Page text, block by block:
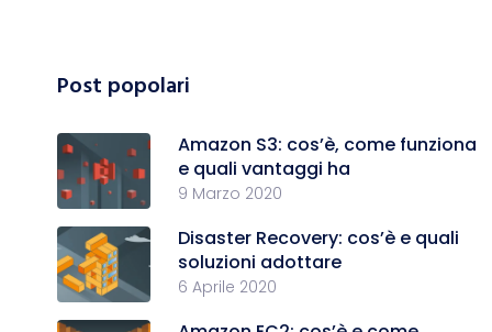
Post popolari
Amazon S3: cos’è, come funziona
e quali vantaggi ha
9 Marzo 2020
Disaster Recovery: cos’è e quali
soluzioni adottare
6 Aprile 2020